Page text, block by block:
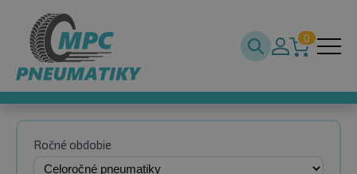
0
Ročné obdobie